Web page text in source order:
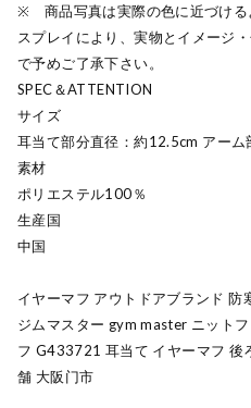
※ 商品写真は実際の色に近づける
スプレイにより、実物とイメージ
で予めご了承下さい。
SPEC＆ATTENTION
サイズ
耳当て部分直径：約12.5cm アー
素材
ポリエステル100％
生産国
中国
イヤーマフ アウトドアブランド 防
ジムマスター gym master ニット
フ G433721 耳当て イヤーマフ 後
舗 大阪门市